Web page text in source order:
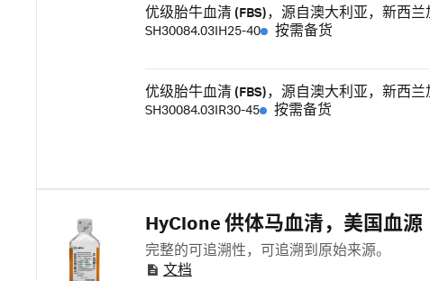
优级胎牛血清 (FBS)，源自澳大利亚，新西
SH30084.03IH25-40
按需备货
优级胎牛血清 (FBS)，源自澳大利亚，新西
SH30084.03IR30-45
按需备货
HyClone 供体马血清，美国血源
完整的可追溯性，可追溯到原始来源。
文档